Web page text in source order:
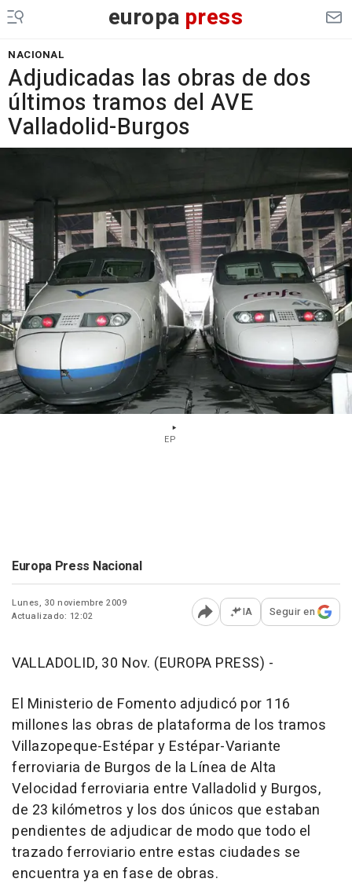
europa press
NACIONAL
Adjudicadas las obras de dos
últimos tramos del AVE
Valladolid-Burgos
EP
Europa Press Nacional
Lunes, 30 noviembre 2009
Actualizado: 12:02
Abrir opciones para
IA Seguir en
VALLADOLID, 30 Nov. (EUROPA PRESS) -
El Ministerio de Fomento adjudicó por 116
millones las obras de plataforma de los tramos
Villazopeque-Estépar y Estépar-Variante
ferroviaria de Burgos de la Línea de Alta
Velocidad ferroviaria entre Valladolid y Burgos,
de 23 kilómetros y los dos únicos que estaban
pendientes de adjudicar de modo que todo el
trazado ferroviario entre estas ciudades se
encuentra ya en fase de obras.